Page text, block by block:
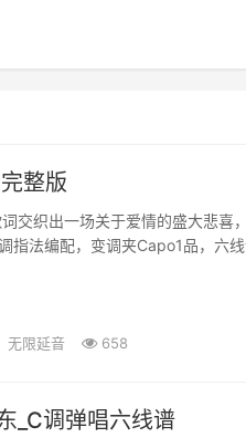
整版
交织出一场关于爱情的盛大悲喜
指法编配，变调夹Capo1品，六线
无限延音 658
_C调弹唱六线谱